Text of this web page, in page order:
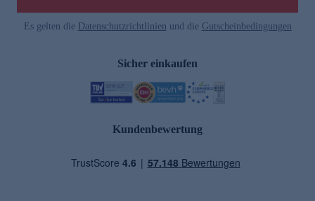
Es gelten die Datenschutzrichtlinien und die Gutscheinbedingungen
Sicher einkaufen
Kundenbewertung